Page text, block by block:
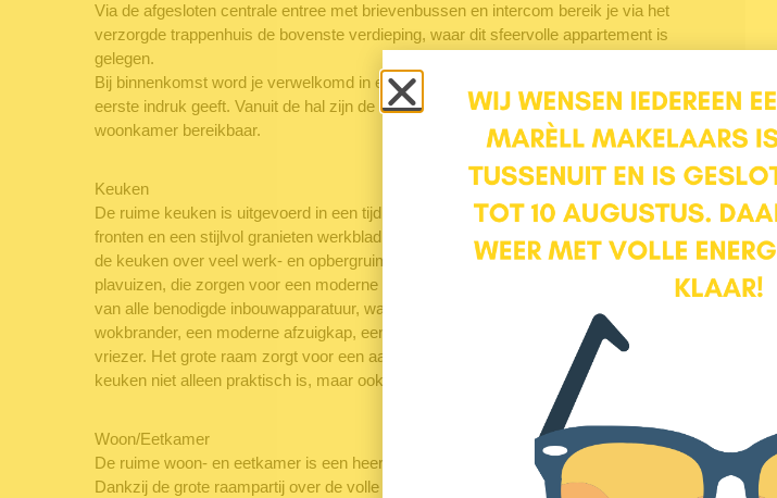
Via de afgesloten centrale entree met brievenbussen en intercom bereik je via het
verzorgde trappenhuis de bovenste verdieping, waar dit sfeervolle appartement is
gelegen.
Bij binnenkomst word je verwelkomd in een ruime en lichte hal, die direct een prettige
eerste indruk geeft. Vanuit de hal zijn de meterkast, het toilet, de keuken en de
woonkamer bereikbaar.
Keuken
De ruime keuken is uitgevoerd in een tijdloze witte kleurstelling met strakke greeploze
fronten en een stijlvol granieten werkblad. Dankzij de praktische hoekopstelling beschikt
de keuken over veel werk- en opbergruimte. Op de vloer liggen grote antracietkleurige
plavuizen, die zorgen voor een moderne en verzorgde uitstraling. De keuken is voorzien
van alle benodigde inbouwapparatuur, waaronder een 5-pits gaskookplaat met
wokbrander, een moderne afzuigkap, een vaatwasser, een combi-oven, koelkast en
vriezer. Het grote raam zorgt voor een aangename hoeveelheid daglicht, waardoor de
keuken niet alleen praktisch is, maar ook een prettige plek vormt om te koken.
Woon/Eetkamer
De ruime woon- en eetkamer is een heerlijke leefruimte met een prettige, open sfeer.
Dankzij de grote raampartij over de volle breedte profiteer je van een overvloed aan